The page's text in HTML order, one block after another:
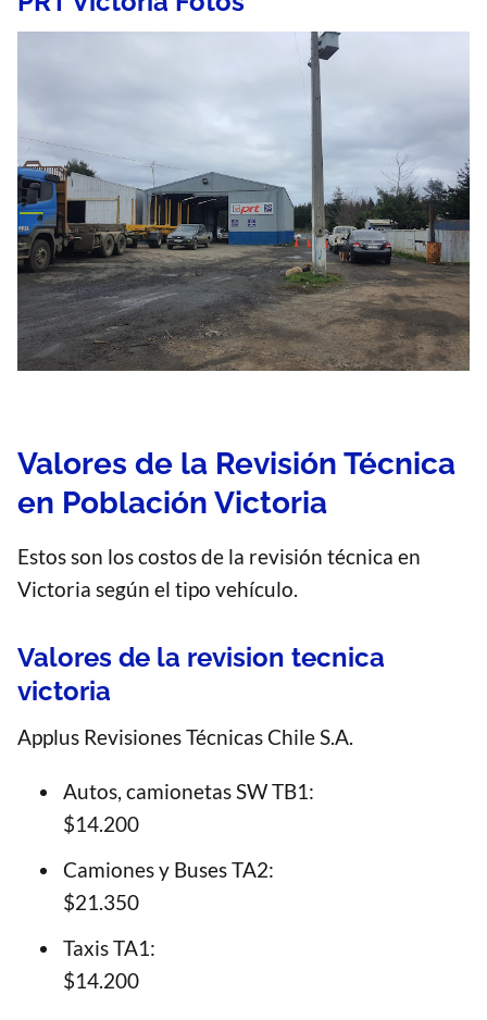
Valores de la Revisión Técnica
en Población Victoria
Estos son los costos de la revisión técnica en
Victoria según el tipo vehículo.
Valores de la revision tecnica
victoria
Applus Revisiones Técnicas Chile S.A.
Autos, camionetas SW TB1:
$14.200
Camiones y Buses TA2:
$21.350
Taxis TA1:
$14.200